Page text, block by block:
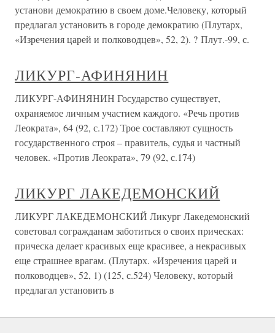
установи демократию в своем доме.Человеку, который
предлагал установить в городе демократию (Плутарх,
«Изречения царей и полководцев», 52, 2). ? Плут.-99, с.
ЛИКУРГ-АФИНЯНИН
ЛИКУРГ-АФИНЯНИН Государство существует,
охраняемое личным участием каждого. «Речь против
Леократа», 64 (92, с.172) Трое составляют сущность
государственного строя – правитель, судья и частный
человек. «Против Леократа», 79 (92, с.174)
ЛИКУРГ ЛАКЕДЕМОНСКИЙ
ЛИКУРГ ЛАКЕДЕМОНСКИЙ Ликург Лакедемонский
советовал согражданам заботиться о своих прическах:
прическа делает красивых еще красивее, а некрасивых
еще страшнее врагам. (Плутарх. «Изречения царей и
полководцев», 52, 1) (125, с.524) Человеку, который
предлагал установить в